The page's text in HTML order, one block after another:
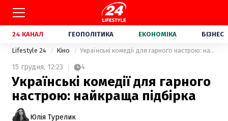
24 КАНАЛ ГЕОПОЛІТИКА ЕКОНОМІКА БІЗНЕС
Lifestyle 24 Кіно Українські комедії для гарного настрою: найкраща підбірка
15 грудня, 12:23 4
Українські комедії для гарного
настрою: найкраща підбірка
Юлія Турелик